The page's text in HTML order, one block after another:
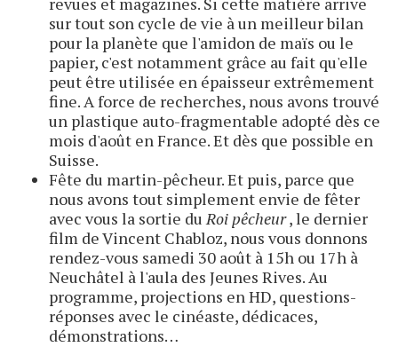
sur tout son cycle de vie à un meilleur bilan
pour la planète que l'amidon de maïs ou le
papier, c'est notamment grâce au fait qu'elle
peut être utilisée en épaisseur extrêmement
fine. A force de recherches, nous avons trouvé
un plastique auto-fragmentable adopté dès ce
mois d'août en France. Et dès que possible en
Suisse.
Fête du martin-pêcheur. Et puis, parce que
nous avons tout simplement envie de fêter
avec vous la sortie duRoi pêcheur, le dernier
film de Vincent Chabloz, nous vous donnons
rendez-vous samedi 30 août à 15h ou 17h à
Neuchâtel à l'aula des Jeunes Rives. Au
programme, projections en HD, questions-
réponses avec le cinéaste, dédicaces,
démonstrations…